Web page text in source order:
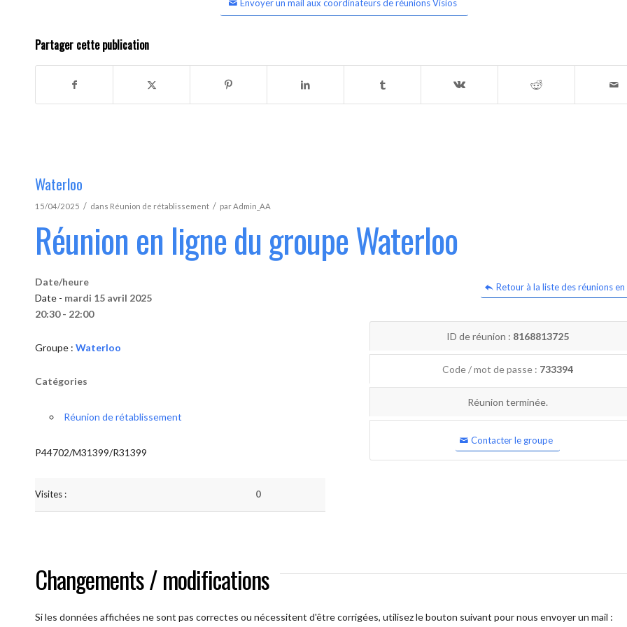
Envoyer un mail aux coordinateurs de réunions Visios
Partager cette publication
Waterloo
15/04/2025 / dans Réunion de rétablissement / parAdmin_AA
Réunion en ligne du groupe Waterloo
Retour à la liste des réunions en
Date/heure
Date - mardi 15 avril 2025
20:30 - 22:00
Groupe : Waterloo
Catégories
Réunion de rétablissement
P44702/M31399/R31399
Visites : 0
ID de réunion : 8168813725
Code / mot de passe : 733394
Réunion terminée.
Contacter le groupe
Changements / modifications
Si les données affichées ne sont pas correctes ou nécessitent d'être corrigées, utilisez le bouton suivant pour nous envoyer un mail :